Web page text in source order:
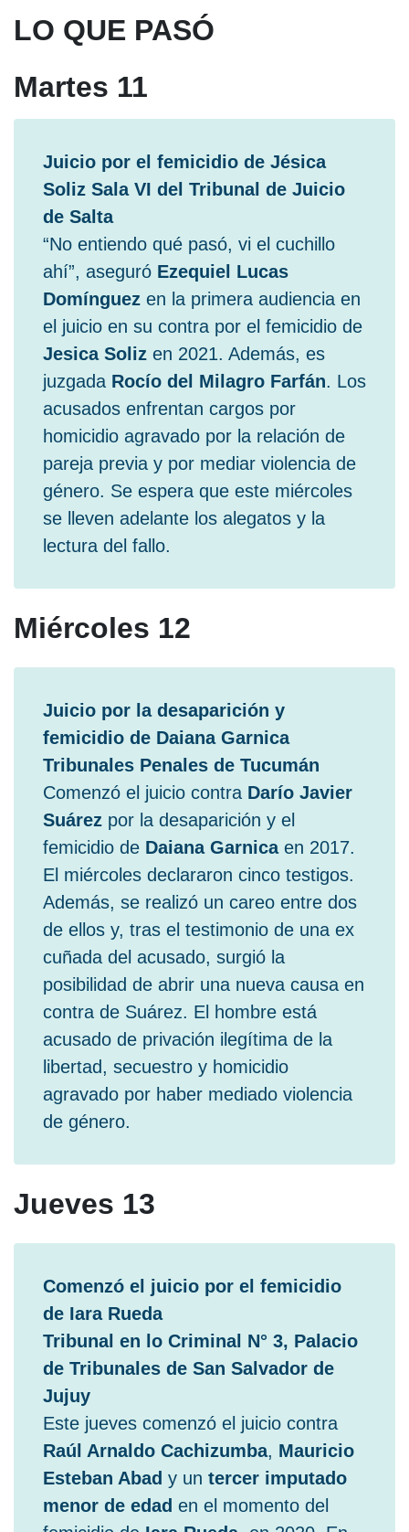
LO QUE PASÓ
Martes 11
Juicio por el femicidio de Jésica
Soliz Sala VI del Tribunal de Juicio
de Salta
“No entiendo qué pasó, vi el cuchillo
ahí”, aseguró Ezequiel Lucas
Domínguez en la primera audiencia en
el juicio en su contra por el femicidio de
Jesica Soliz en 2021. Además, es
juzgada Rocío del Milagro Farfán. Los
acusados enfrentan cargos por
homicidio agravado por la relación de
pareja previa y por mediar violencia de
género. Se espera que este miércoles
se lleven adelante los alegatos y la
lectura del fallo.
Miércoles 12
Juicio por la desaparición y
femicidio de Daiana Garnica
Tribunales Penales de Tucumán
Comenzó el juicio contra Darío Javier
Suárez por la desaparición y el
femicidio de Daiana Garnicaen 2017.
El miércoles declararon cinco testigos.
Además, se realizó un careo entre dos
de ellos y, tras el testimonio de una ex
cuñada del acusado, surgió la
posibilidad de abrir una nueva causa en
contra de Suárez. El hombre está
acusado de privación ilegítima de la
libertad, secuestro y homicidio
agravado por haber mediado violencia
de género.
Jueves 13
Comenzó el juicio por el femicidio
de Iara Rueda
Tribunal en lo Criminal N° 3, Palacio
de Tribunales de San Salvador de
Jujuy
Este jueves comenzó el juicio contra
Raúl Arnaldo Cachizumba, Mauricio
Esteban Abad y un tercer imputado
menor de edad en el momento del